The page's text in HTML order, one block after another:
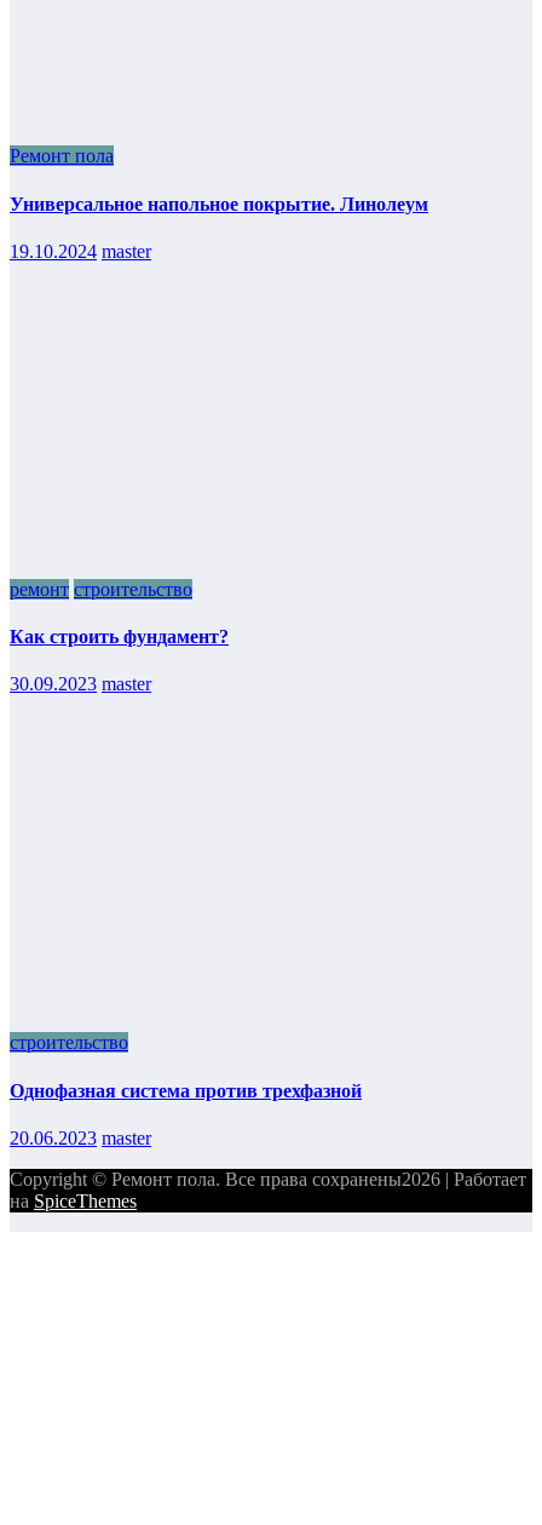
Ремонт пола
Универсальное напольное покрытие. Линолеум
19.10.2024 master
ремонт строительство
Как строить фундамент?
30.09.2023 master
строительство
Однофазная система против трехфазной
20.06.2023 master
Copyright © Ремонт пола. Все права сохранены2026 | Работает
на SpiceThemes